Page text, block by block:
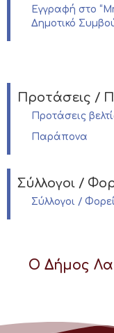
Εγγραφή στο
Δημοτικό
Προτάσεις /
Προτάσεις
Παράπονα
Σύλλογοι /
Σύλλογοι /
Ο Δήμος